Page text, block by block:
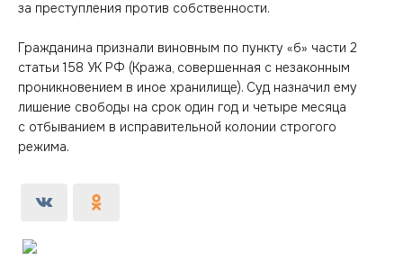
за преступления против собственности.
Гражданина признали виновным по пункту «б» части 2
статьи 158 УК РФ (Кража, совершенная с незаконным
проникновением в иное хранилище). Суд назначил ему
лишение свободы на срок один год и четыре месяца
с отбыванием в исправительной колонии строгого
режима.